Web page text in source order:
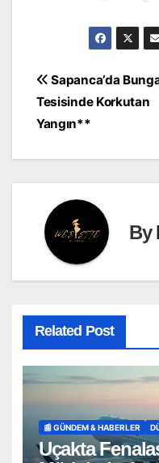
Yazı
gezinmesi
Sapanca’da
Tesisinde Korkutan
Yangın**
By
Related Post
📰 GÜNDEM & HABERLER
Uçakta